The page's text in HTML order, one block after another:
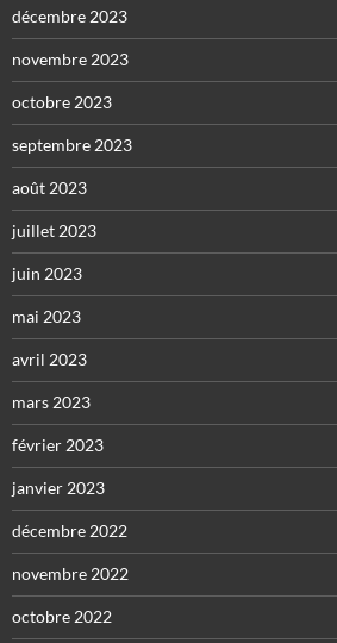
décembre 2023
novembre 2023
octobre 2023
septembre 2023
août 2023
juillet 2023
juin 2023
mai 2023
avril 2023
mars 2023
février 2023
janvier 2023
décembre 2022
novembre 2022
octobre 2022